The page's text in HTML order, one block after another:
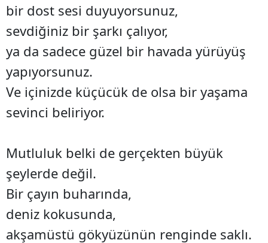
bir dost sesi duyuyorsunuz,
sevdiğiniz bir şarkı çalıyor,
ya da sadece güzel bir havada yürüyüş
yapıyorsunuz.
Ve içinizde küçücük de olsa bir yaşama
sevinci beliriyor.
Mutluluk belki de gerçekten büyük
şeylerde değil.
Bir çayın buharında,
deniz kokusunda,
akşamüstü gökyüzünün renginde saklı.